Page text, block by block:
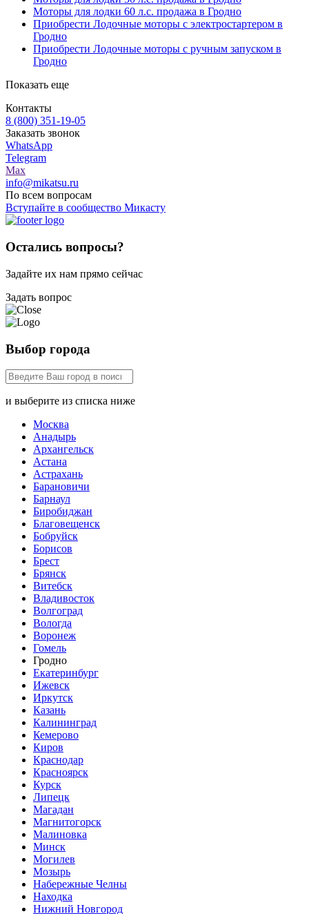
Моторы для лодки 60 л.с. продажа в Гродно
Приобрести Лодочные моторы с электростартером в
Гродно
Приобрести Лодочные моторы с ручным запуском в
Гродно
Показать еще
Контакты
8 (800) 351-19-05
Заказать звонок
WhatsApp
Telegram
Max
info@mikatsu.ru
По всем вопросам
Вступайте в сообщество Микасту
Остались вопросы?
Задайте их нам прямо сейчас
Задать вопрос
Выбор города
и выберите из списка ниже
Москва
Анадырь
Архангельск
Астана
Астрахань
Барановичи
Барнаул
Биробиджан
Благовещенск
Бобруйск
Борисов
Брест
Брянск
Витебск
Владивосток
Волгоград
Вологда
Воронеж
Гомель
Гродно
Екатеринбург
Ижевск
Иркутск
Казань
Калининград
Кемерово
Киров
Краснодар
Красноярск
Курск
Липецк
Магадан
Магнитогорск
Малиновка
Минск
Могилев
Мозырь
Набережные Челны
Находка
Нижний Новгород